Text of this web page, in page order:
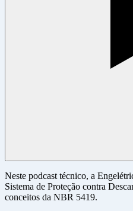
Neste podcast técnico, a
Sistema de Proteção contra
conceitos da NBR 5419.